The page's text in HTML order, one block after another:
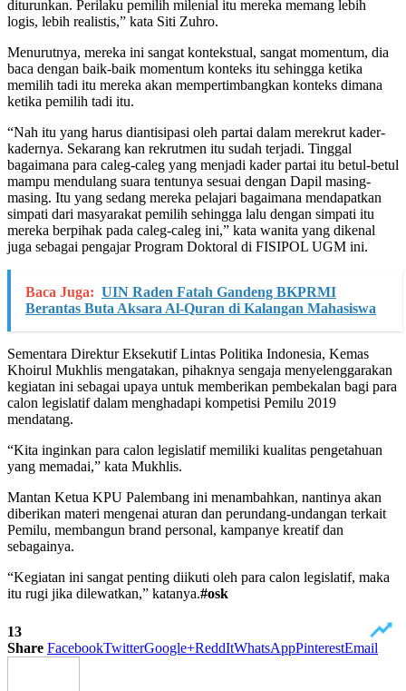
diturunkan. Perilaku pemilih milenial itu mereka memang lebih
logis, lebih realistis,” kata Siti Zuhro.
Menurutnya, mereka ini sangat kontekstual, sangat momentum, dia
baca dengan baik-baik momentum konteks itu sehingga ketika
memilih tadi itu mereka akan mempertimbangkan konteks dimana
ketika pemilih tadi itu.
“Nah itu yang harus diantisipasi oleh partai dalam merekrut kader-
kadernya. Sekarang kan rekrutmen itu sudah terjadi. Tinggal
bagaimana para caleg-caleg yang menjadi kader partai itu betul-betul
mampu mendulang suara tentunya sesuai dengan Dapil masing-
masing. Itu yang sedang mereka pelajari bagaimana mendapatkan
simpati dari masyarakat pemilih sehingga lalu dengan simpati itu
mereka berpihak pada caleg-caleg ini,” kata wanita yang dikenal
juga sebagai pengajar Program Doktoral di FISIPOL UGM ini.
Baca Juga: UIN Raden Fatah Gandeng BKPRMI
Berantas Buta Aksara Al-Quran di Kalangan Mahasiswa
Sementara Direktur Eksekutif Lintas Politika Indonesia, Kemas
Khoirul Mukhlis mengatakan, pihaknya sengaja menyelenggarakan
kegiatan ini sebagai upaya untuk memberikan pembekalan bagi para
calon legislatif dalam menghadapi kompetisi Pemilu 2019
mendatang.
“Kita inginkan para calon legislatif memiliki kualitas pengetahuan
yang memadai,” kata Mukhlis.
Mantan Ketua KPU Palembang ini menambahkan, nantinya akan
diberikan materi mengenai aturan dan perundang-undangan terkait
Pemilu, membangun brand personal, kampanye kreatif dan
sebagainya.
“Kegiatan ini sangat penting diikuti oleh para calon legislatif, maka
itu rugi jika dilewatkan,” katanya.#osk
13
Share FacebookTwitterGoogle+ReddItWhatsAppPinterestEmail